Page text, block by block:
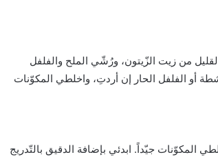
من زيت الزّيتون، ورُشّي الملح والفلفل
الفلفل الحار إن أردتِ، واخلطي المكوّنات
المكوّنات جيّداً. ابدئي بإضافة الدقيق بالتّدريج